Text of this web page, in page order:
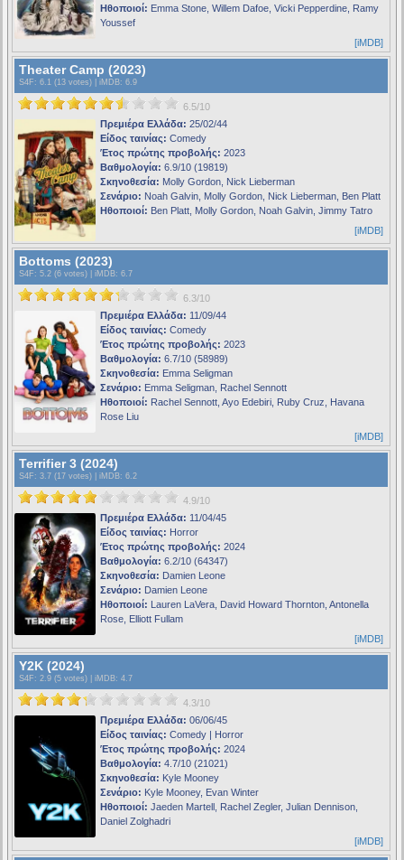
Ηθοποιοί: Emma Stone, Willem Dafoe, Vicki Pepperdine, Ramy
Youssef
[iMDB]
Theater Camp (2023)
S4F : 6.1 (13 votes) | iMDB: 6.9
6.5/10
Πρεμιέρα Ελλάδα: 25/02/44
Είδος ταινίας: Comedy
Έτος πρώτης προβολής: 2023
Βαθμολογία: 6.9/10 (19819)
Σκηνοθεσία: Molly Gordon, Nick Lieberman
Σενάριο: Noah Galvin, Molly Gordon, Nick Lieberman, Ben Platt
Ηθοποιοί: Ben Platt, Molly Gordon, Noah Galvin, Jimmy Tatro
[iMDB]
Bottoms (2023)
S4F : 5.2 (6 votes) | iMDB: 6.7
6.3/10
Πρεμιέρα Ελλάδα: 11/09/44
Είδος ταινίας: Comedy
Έτος πρώτης προβολής: 2023
Βαθμολογία: 6.7/10 (58989)
Σκηνοθεσία: Emma Seligman
Σενάριο: Emma Seligman, Rachel Sennott
Ηθοποιοί: Rachel Sennott, Ayo Edebiri, Ruby Cruz, Havana
Rose Liu
[iMDB]
Terrifier 3 (2024)
S4F : 3.7 (17 votes) | iMDB: 6.2
4.9/10
Πρεμιέρα Ελλάδα: 11/04/45
Είδος ταινίας: Horror
Έτος πρώτης προβολής: 2024
Βαθμολογία: 6.2/10 (64347)
Σκηνοθεσία: Damien Leone
Σενάριο: Damien Leone
Ηθοποιοί: Lauren LaVera, David Howard Thornton, Antonella
Rose, Elliott Fullam
[iMDB]
Y2K (2024)
S4F : 2.9 (5 votes) | iMDB: 4.7
4.3/10
Πρεμιέρα Ελλάδα: 06/06/45
Είδος ταινίας: Comedy | Horror
Έτος πρώτης προβολής: 2024
Βαθμολογία: 4.7/10 (21021)
Σκηνοθεσία: Kyle Mooney
Σενάριο: Kyle Mooney, Evan Winter
Ηθοποιοί: Jaeden Martell, Rachel Zegler, Julian Dennison,
Daniel Zolghadri
[iMDB]